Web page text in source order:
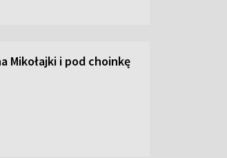
Mikołajki i pod choinkę